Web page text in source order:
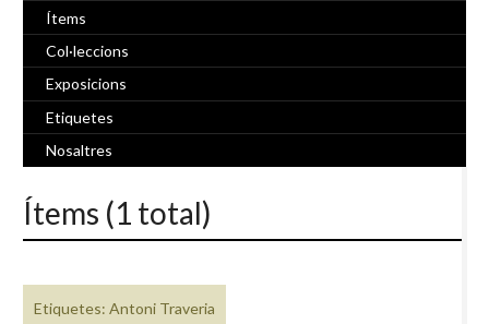
Ítems
Col·leccions
Exposicions
Etiquetes
Nosaltres
Ítems (1 total)
Etiquetes: Antoni Traveria